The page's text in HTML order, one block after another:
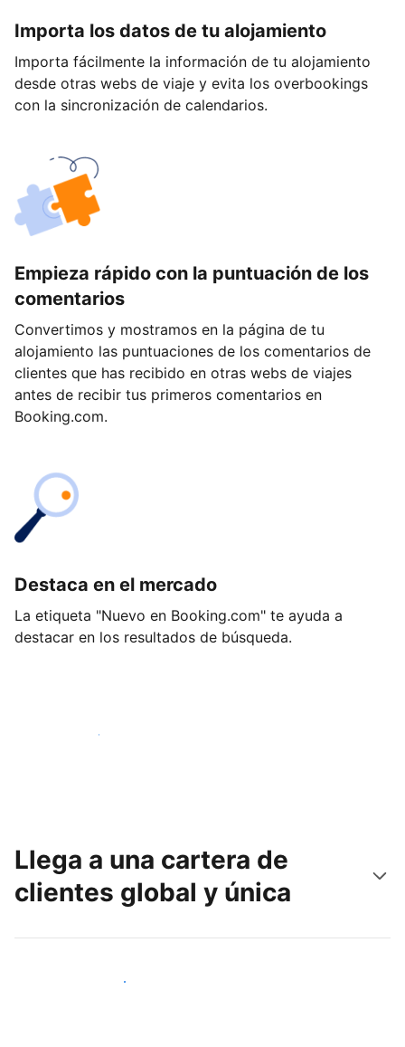
Importa los datos de tu alojamiento
Importa fácilmente la información de tu alojamiento
desde otras webs de viaje y evita los overbookings
con la sincronización de calendarios.
Empieza rápido con la puntuación de los
comentarios
Convertimos y mostramos en la página de tu
alojamiento las puntuaciones de los comentarios de
clientes que has recibido en otras webs de viajes
antes de recibir tus primeros comentarios en
Booking.com.
Destaca en el mercado
La etiqueta "Nuevo en Booking.com" te ayuda a
destacar en los resultados de búsqueda.
Empieza hoy mismo
Llega a una cartera de
clientes global y única
Llega a nuevos clientes hoy